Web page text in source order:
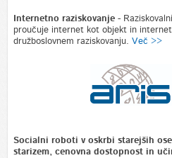
Internetno raziskovanje -
proučuje internet kot objekt in
družboslovnem raziskovanju. Več >>
Socialni roboti v oskrbi starejših
starizem, cenovna dostopnost in